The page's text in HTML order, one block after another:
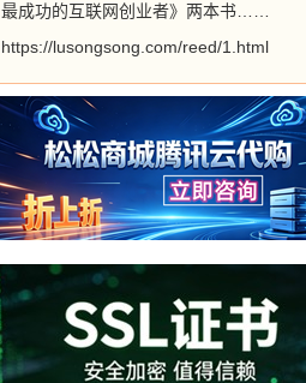
最成功的互联网创业者》两本书……
https://lusongsong.com/reed/1.html